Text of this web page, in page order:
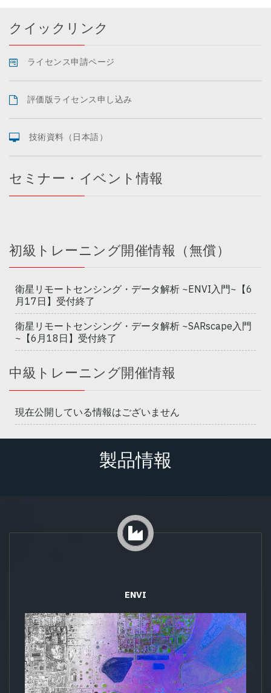
クイックリンク
ライセンス申請ページ
評価版ライセンス申し込み
技術資料（日本語）
セミナー・イベント情報
初級トレーニング開催情報（無償）
衛星リモートセンシング・データ解析 ~ENVI入門~【6
月17日】受付終了
衛星リモートセンシング・データ解析 ~SARscape入門
~【6月18日】受付終了
中級トレーニング開催情報
現在公開している情報はございません
製品情報
ENVI